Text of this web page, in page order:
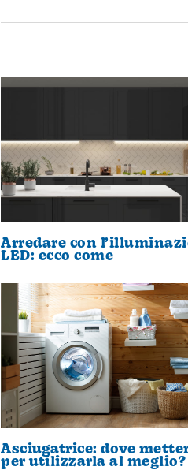
Arredare con
LED: ecco come
Asciugatrice: dove
per utilizzarla al meglio?